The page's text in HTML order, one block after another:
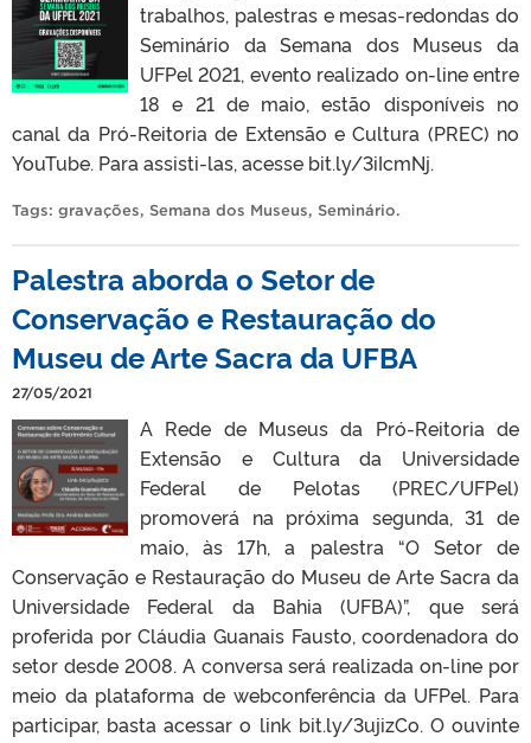
trabalhos, palestras e mesas-redondas do
Seminário da Semana dos Museus da
UFPel 2021, evento realizado on-line entre
18 e 21 de maio, estão disponíveis no
canal da Pró-Reitoria de Extensão e Cultura (PREC) no
YouTube. Para assisti-las, acesse bit.ly/3iIcmNj.
Tags: gravações, Semana dos Museus, Seminário.
Palestra aborda o Setor de
Conservação e Restauração do
Museu de Arte Sacra da UFBA
27/05/2021
A Rede de Museus da Pró-Reitoria de
Extensão e Cultura da Universidade
Federal de Pelotas (PREC/UFPel)
promoverá na próxima segunda, 31 de
maio, às 17h, a palestra “O Setor de
Conservação e Restauração do Museu de Arte Sacra da
Universidade Federal da Bahia (UFBA)”, que será
proferida por Cláudia Guanais Fausto, coordenadora do
setor desde 2008. A conversa será realizada on-line por
meio da plataforma de webconferência da UFPel. Para
participar, basta acessar o link bit.ly/3ujizCo. O ouvinte